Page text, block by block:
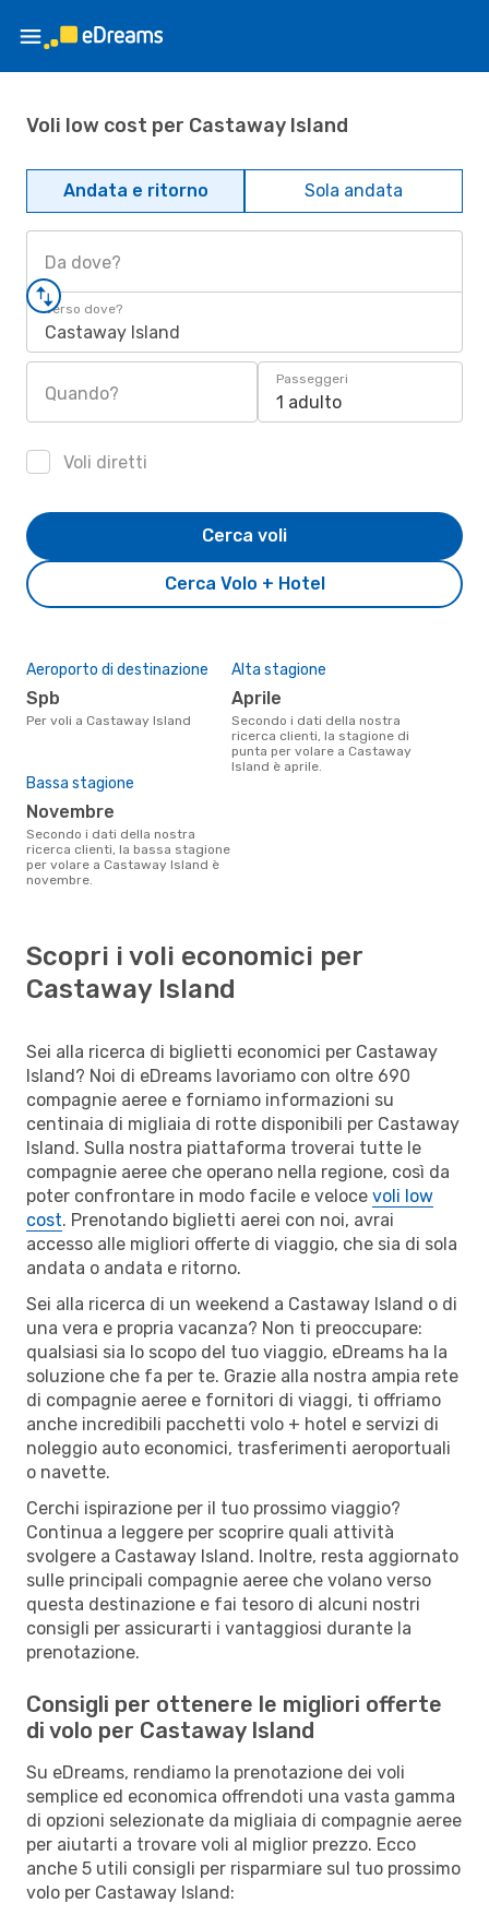
Voli low cost per Castaway Island
Andata e ritorno Sola andata
Da dove?
Verso dove?
Castaway Island
Quando?
Passeggeri
1 adulto
Voli diretti
Cerca Volo + Hotel
Cerca voli
Aeroporto di destinazione
Spb
Per voli a Castaway Island
Alta stagione
aprile
Secondo i dati della nostra
ricerca clienti, la stagione di
punta per volare a Castaway
Island è aprile.
Bassa stagione
novembre
Secondo i dati della nostra
ricerca clienti, la bassa stagione
per volare a Castaway Island è
novembre.
Scopri i voli economici per
Castaway Island
Sei alla ricerca di biglietti economici per Castaway
Island? Noi di eDreams lavoriamo con oltre 690
compagnie aeree e forniamo informazioni su
centinaia di migliaia di rotte disponibili per Castaway
Island. Sulla nostra piattaforma troverai tutte le
compagnie aeree che operano nella regione, così da
poter confrontare in modo facile e veloce voli low
cost. Prenotando biglietti aerei con noi, avrai
accesso alle migliori offerte di viaggio, che sia di sola
andata o andata e ritorno.
Sei alla ricerca di un weekend a Castaway Island o di
una vera e propria vacanza? Non ti preoccupare:
qualsiasi sia lo scopo del tuo viaggio, eDreams ha la
soluzione che fa per te. Grazie alla nostra ampia rete
di compagnie aeree e fornitori di viaggi, ti offriamo
anche incredibili pacchetti volo + hotel e servizi di
noleggio auto economici, trasferimenti aeroportuali
o navette.
Cerchi ispirazione per il tuo prossimo viaggio?
Continua a leggere per scoprire quali attività
svolgere a Castaway Island. Inoltre, resta aggiornato
sulle principali compagnie aeree che volano verso
questa destinazione e fai tesoro di alcuni nostri
consigli per assicurarti i vantaggiosi durante la
prenotazione.
Consigli per ottenere le migliori offerte
di volo per Castaway Island
Su eDreams, rendiamo la prenotazione dei voli
semplice ed economica offrendoti una vasta gamma
di opzioni selezionate da migliaia di compagnie aeree
per aiutarti a trovare voli al miglior prezzo. Ecco
anche 5 utili consigli per risparmiare sul tuo prossimo
volo per Castaway Island: